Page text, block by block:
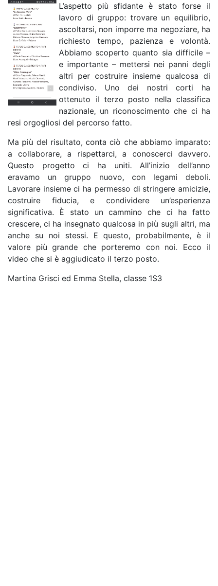
L’aspetto più sfidante è stato forse il
lavoro di gruppo: trovare un equilibrio,
ascoltarsi, non imporre ma negoziare, ha
richiesto tempo, pazienza e volontà.
Abbiamo scoperto quanto sia difficile –
e importante – mettersi nei panni degli
altri per costruire insieme qualcosa di
condiviso. Uno dei nostri corti ha
ottenuto il terzo posto nella classifica
nazionale, un riconoscimento che ci ha
resi orgogliosi del percorso fatto.
Ma più del risultato, conta ciò che abbiamo imparato:
a collaborare, a rispettarci, a conoscerci davvero.
Questo progetto ci ha uniti. All’inizio dell’anno
eravamo un gruppo nuovo, con legami deboli.
Lavorare insieme ci ha permesso di stringere amicizie,
costruire fiducia, e condividere un’esperienza
significativa. È stato un cammino che ci ha fatto
crescere, ci ha insegnato qualcosa in più sugli altri, ma
anche su noi stessi. E questo, probabilmente, è il
valore più grande che porteremo con noi. Ecco il
video che si è aggiudicato il terzo posto.
Martina Grisci ed Emma Stella, classe 1S3